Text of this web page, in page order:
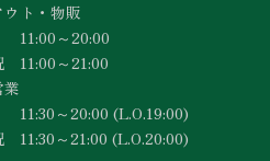
ト・物販
～20:00
11:00～21:00
～20:00 (L.O.19:00)
11:30～21:00 (L.O.20:00)